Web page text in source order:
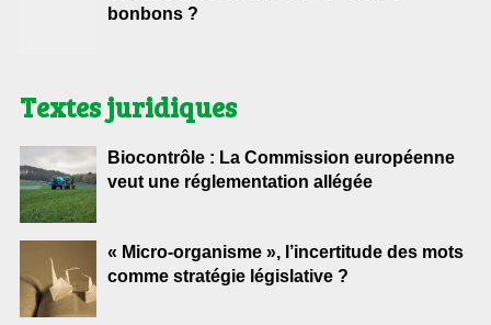
bonbons ?
Textes juridiques
Biocontrôle : La Commission européenne
veut une réglementation allégée
« Micro-organisme », l’incertitude des mots
comme stratégie législative ?